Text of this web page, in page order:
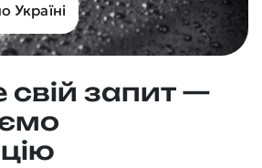
Україні
запит —